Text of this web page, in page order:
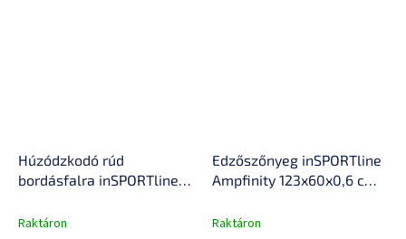
Húzódzkodó rúd
bordásfalra inSPORTline
konstrukció, könnyen
Raktáron
Edzőszőnyeg inSPORTline
Ampfinity 123x60x0,6 cm,
könnyen mosható,
Raktáron